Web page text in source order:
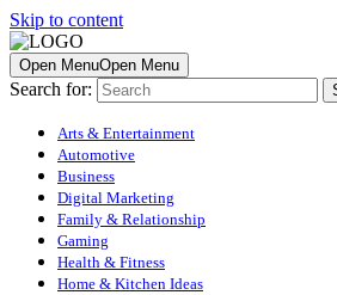
Skip to content
Open MenuOpen Menu
Search for:
Arts & Entertainment
Automotive
Business
Digital Marketing
Family & Relationship
Gaming
Health & Fitness
Home & Kitchen Ideas